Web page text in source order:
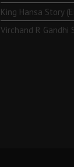
King Hansa Story
Virchand R Gandhi